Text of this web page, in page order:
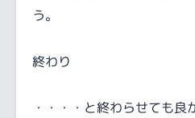
う。
終わり
・・・・と終わらせても良